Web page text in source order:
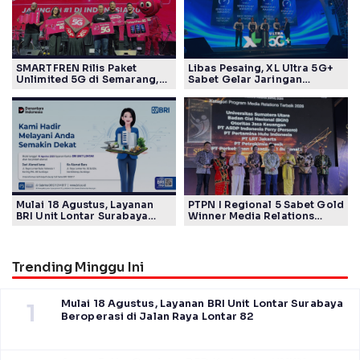
SMARTFREN Rilis Paket
Unlimited 5G di Semarang,
Libas Pesaing, XL Ultra 5G+
Sabet Gelar Jaringan
Mulai 18 Agustus, Layanan
BRI Unit Lontar Surabaya
PTPN I Regional 5 Sabet Gold
Winner Media Relations
Trending Minggu Ini
1
Mulai 18 Agustus, Layanan BRI Unit Lontar Surabaya
Beroperasi di Jalan Raya Lontar 82